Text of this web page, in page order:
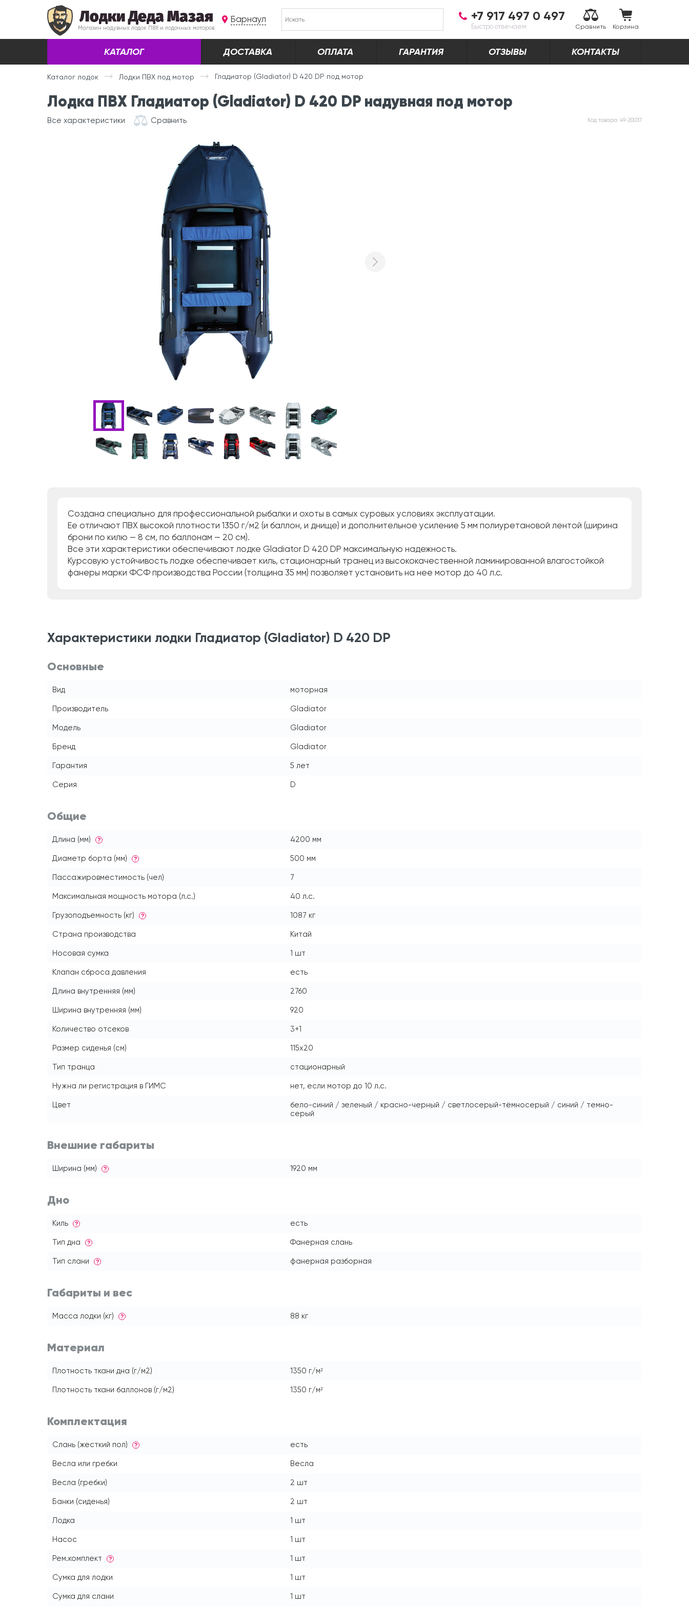
Лодки Деда Мазая
Магазин надувных лодок ПВХ и лодочных моторов
Барнаул +7 917 497 0 497
Быстро отвечаем Сравнить Корзина
КАТАЛОГ ДОСТАВКА ОПЛАТА ГАРАНТИЯ ОТЗЫВЫ КОНТАКТЫ
Каталог лодок Лодки ПВХ под мотор Гладиатор (Gladiator) D 420 DP под мотор
Лодка ПВХ Гладиатор (Gladiator) D 420 DP надувная под мотор
Все характеристики Сравнить Код товара: 49-20037
Создана специально для профессиональной рыбалки и охоты в самых суровых условиях эксплуатации.
Ее отличают ПВХ высокой плотности 1350 г/м2 (и баллон, и днище) и дополнительное усиление 5 мм полиуретановой лентой (ширина
брони по килю — 8 см, по баллонам — 20 см).
Все эти характеристики обеспечивают лодке Gladiator D 420 DP максимальную надежность.
Курсовую устойчивость лодке обеспечивает киль, стационарный транец из высококачественной ламинированной влагостойкой
фанеры марки ФСФ производства России (толщина 35 мм) позволяет установить на нее мотор до 40 л.с.
Характеристики лодки Гладиатор (Gladiator) D 420 DP
Основные
Вид моторная
Производитель Gladiator
Модель Gladiator
Бренд Gladiator
Гарантия 5 лет
Серия D
Общие
Длина (мм) ? 4200 мм
Диаметр борта (мм) ? 500 мм
Пассажировместимость (чел) 7
Максимальная мощность мотора (л.с.) 40 л.с.
Грузоподъемность (кг) ? 1087 кг
Страна производства Китай
Носовая сумка 1 шт
Клапан сброса давления есть
Длина внутренняя (мм) 2760
Ширина внутренняя (мм) 920
Количество отсеков 3+1
Размер сиденья (см) 115x20
Тип транца стационарный
Нужна ли регистрация в ГИМС нет, если мотор до 10 л.с.
Цвет
бело-синий / зеленый / красно-черный / светлосерый-тёмносерый / синий / темно-
серый
Внешние габариты
Ширина (мм) ? 1920 мм
Дно
Киль ? есть
Тип дна ? Фанерная слань
Тип слани ? фанерная разборная
Габариты и вес
Масса лодки (кг) ? 88 кг
Материал
Плотность ткани дна (г/м2) 1350 г/м²
Плотность ткани баллонов (г/м2) 1350 г/м²
Комплектация
Слань (жесткий пол) ? есть
Весла или гребки Весла
Весла (гребки) 2 шт
Банки (сиденья) 2 шт
Лодка 1 шт
Насос 1 шт
Рем.комплект ? 1 шт
Сумка для лодки 1 шт
Сумка для слани 1 шт